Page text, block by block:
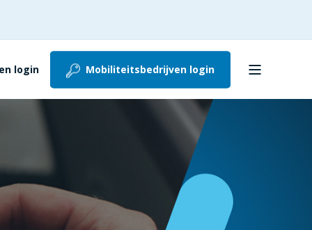
login Mobiliteitsbedrijven login